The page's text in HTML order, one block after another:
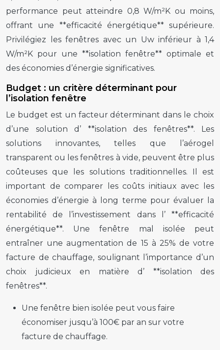
performance peut atteindre 0,8 W/m²K ou moins,
offrant une **efficacité énergétique** supérieure.
Privilégiez les fenêtres avec un Uw inférieur à 1,4
W/m²K pour une **isolation fenêtre** optimale et
des économies d’énergie significatives.
Budget : un critère déterminant pour
l’isolation fenêtre
Le budget est un facteur déterminant dans le choix
d’une solution d’ **isolation des fenêtres**. Les
solutions innovantes, telles que l’aérogel
transparent ou les fenêtres à vide, peuvent être plus
coûteuses que les solutions traditionnelles. Il est
important de comparer les coûts initiaux avec les
économies d’énergie à long terme pour évaluer la
rentabilité de l’investissement dans l’ **efficacité
énergétique**. Une fenêtre mal isolée peut
entraîner une augmentation de 15 à 25% de votre
facture de chauffage, soulignant l’importance d’un
choix judicieux en matière d’ **isolation des
fenêtres**.
Une fenêtre bien isolée peut vous faire
économiser jusqu’à 100€ par an sur votre
facture de chauffage.